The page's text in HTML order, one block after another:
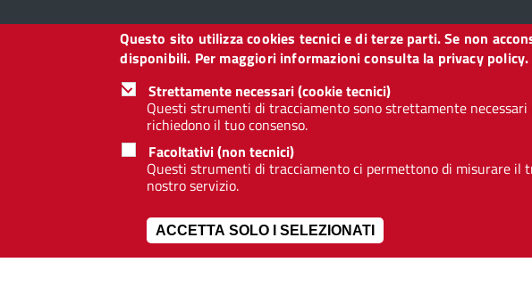
Collegamento
Facebook
Collegamento
a
Twitter
Collegamento
a
Instagram
Collegamento
a
LinkedIn
Collegamento
a
You
Tube
Collegamento
a
Telegram
Collegamento
a
Whatsapp
Redazione web Privacy Note legali
Questo sito utilizza cookies tecnici e di terze parti. Se non
disponibili. Per maggiori informazioni consulta la privacy policy.
Strettamente necessari (cookie tecnici)
Questi strumenti di tracciamento sono strettamente
richiedono il tuo consenso.
Facoltativi (non tecnici)
Questi strumenti di tracciamento ci permettono di misurare il
nostro servizio.
ACCETTA SOLO I SELEZIONATI